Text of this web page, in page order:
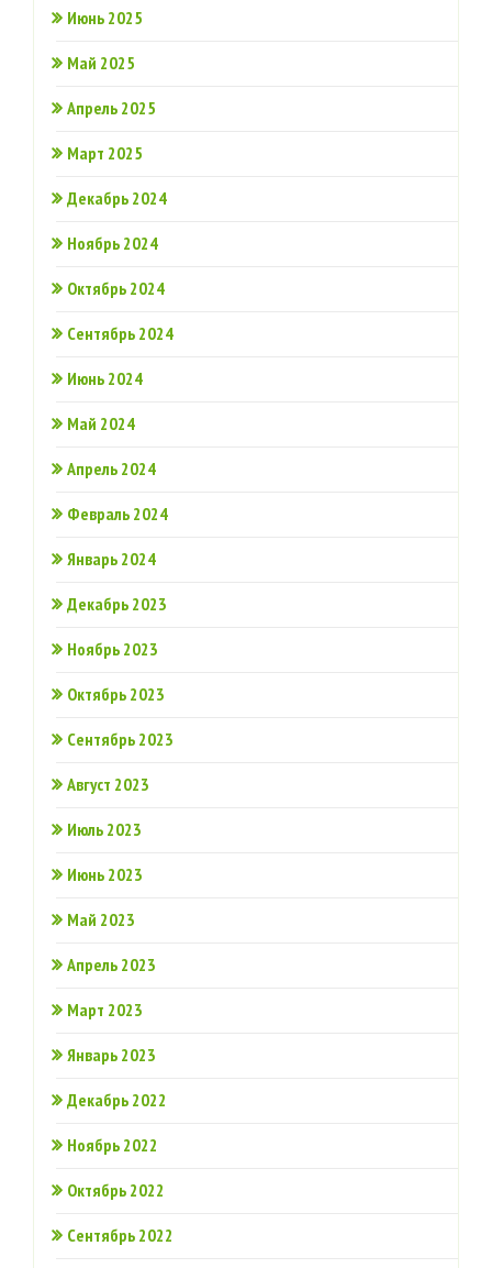
Июнь 2025
Май 2025
Апрель 2025
Март 2025
Декабрь 2024
Ноябрь 2024
Октябрь 2024
Сентябрь 2024
Июнь 2024
Май 2024
Апрель 2024
Февраль 2024
Январь 2024
Декабрь 2023
Ноябрь 2023
Октябрь 2023
Сентябрь 2023
Август 2023
Июль 2023
Июнь 2023
Май 2023
Апрель 2023
Март 2023
Январь 2023
Декабрь 2022
Ноябрь 2022
Октябрь 2022
Сентябрь 2022